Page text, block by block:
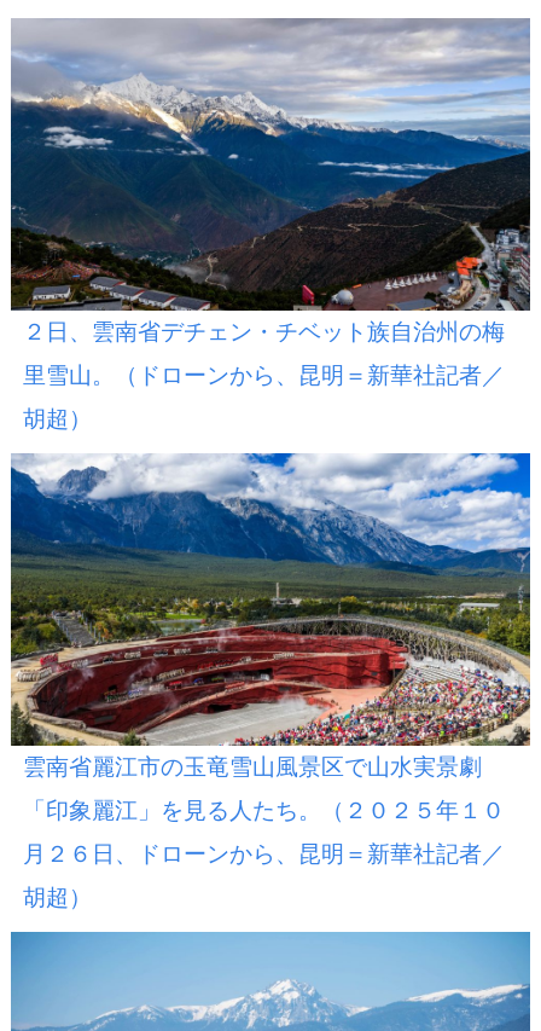
２日、雲南省デチェン・チベット族自治州の梅
里雪山。（ドローンから、昆明＝新華社記者／
胡超）
雲南省麗江市の玉竜雪山風景区で山水実景劇
「印象麗江」を見る人たち。（２０２５年１０
月２６日、ドローンから、昆明＝新華社記者／
胡超）